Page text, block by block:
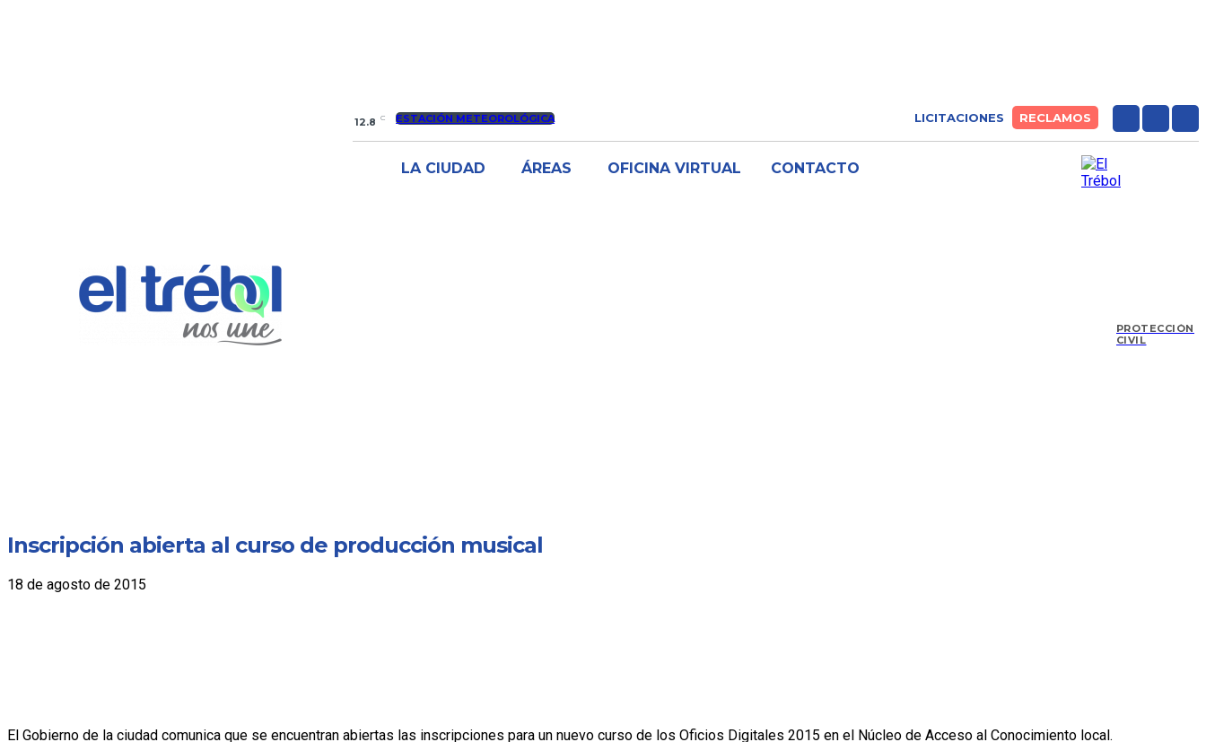
12.8 C ESTACIÓN METEOROLÓGICA LICITACIONES RECLAMOS
LA CIUDAD ÁREAS OFICINA VIRTUAL CONTACTO
PROTECCIÓN
CIVIL
Inscripción abierta al curso de producción musical
18 de agosto de 2015
El Gobierno de la ciudad comunica que se encuentran abiertas las inscripciones para un nuevo curso de los Oficios Digitales 2015 en el Núcleo de Acceso al Conocimiento local.